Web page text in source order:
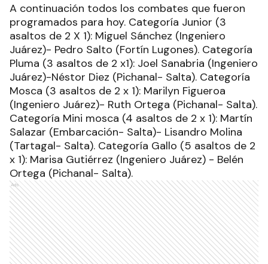
A continuación todos los combates que fueron
programados para hoy. Categoría Junior (3
asaltos de 2 X 1): Miguel Sánchez (Ingeniero
Juárez)- Pedro Salto (Fortín Lugones). Categoría
Pluma (3 asaltos de 2 x1): Joel Sanabria (Ingeniero
Juárez)-Néstor Diez (Pichanal- Salta). Categoría
Mosca (3 asaltos de 2 x 1): Marilyn Figueroa
(Ingeniero Juárez)- Ruth Ortega (Pichanal- Salta).
Categoría Mini mosca (4 asaltos de 2 x 1): Martín
Salazar (Embarcación- Salta)- Lisandro Molina
(Tartagal- Salta). Categoría Gallo (5 asaltos de 2
x 1): Marisa Gutiérrez (Ingeniero Juárez) - Belén
Ortega (Pichanal- Salta).
Ads